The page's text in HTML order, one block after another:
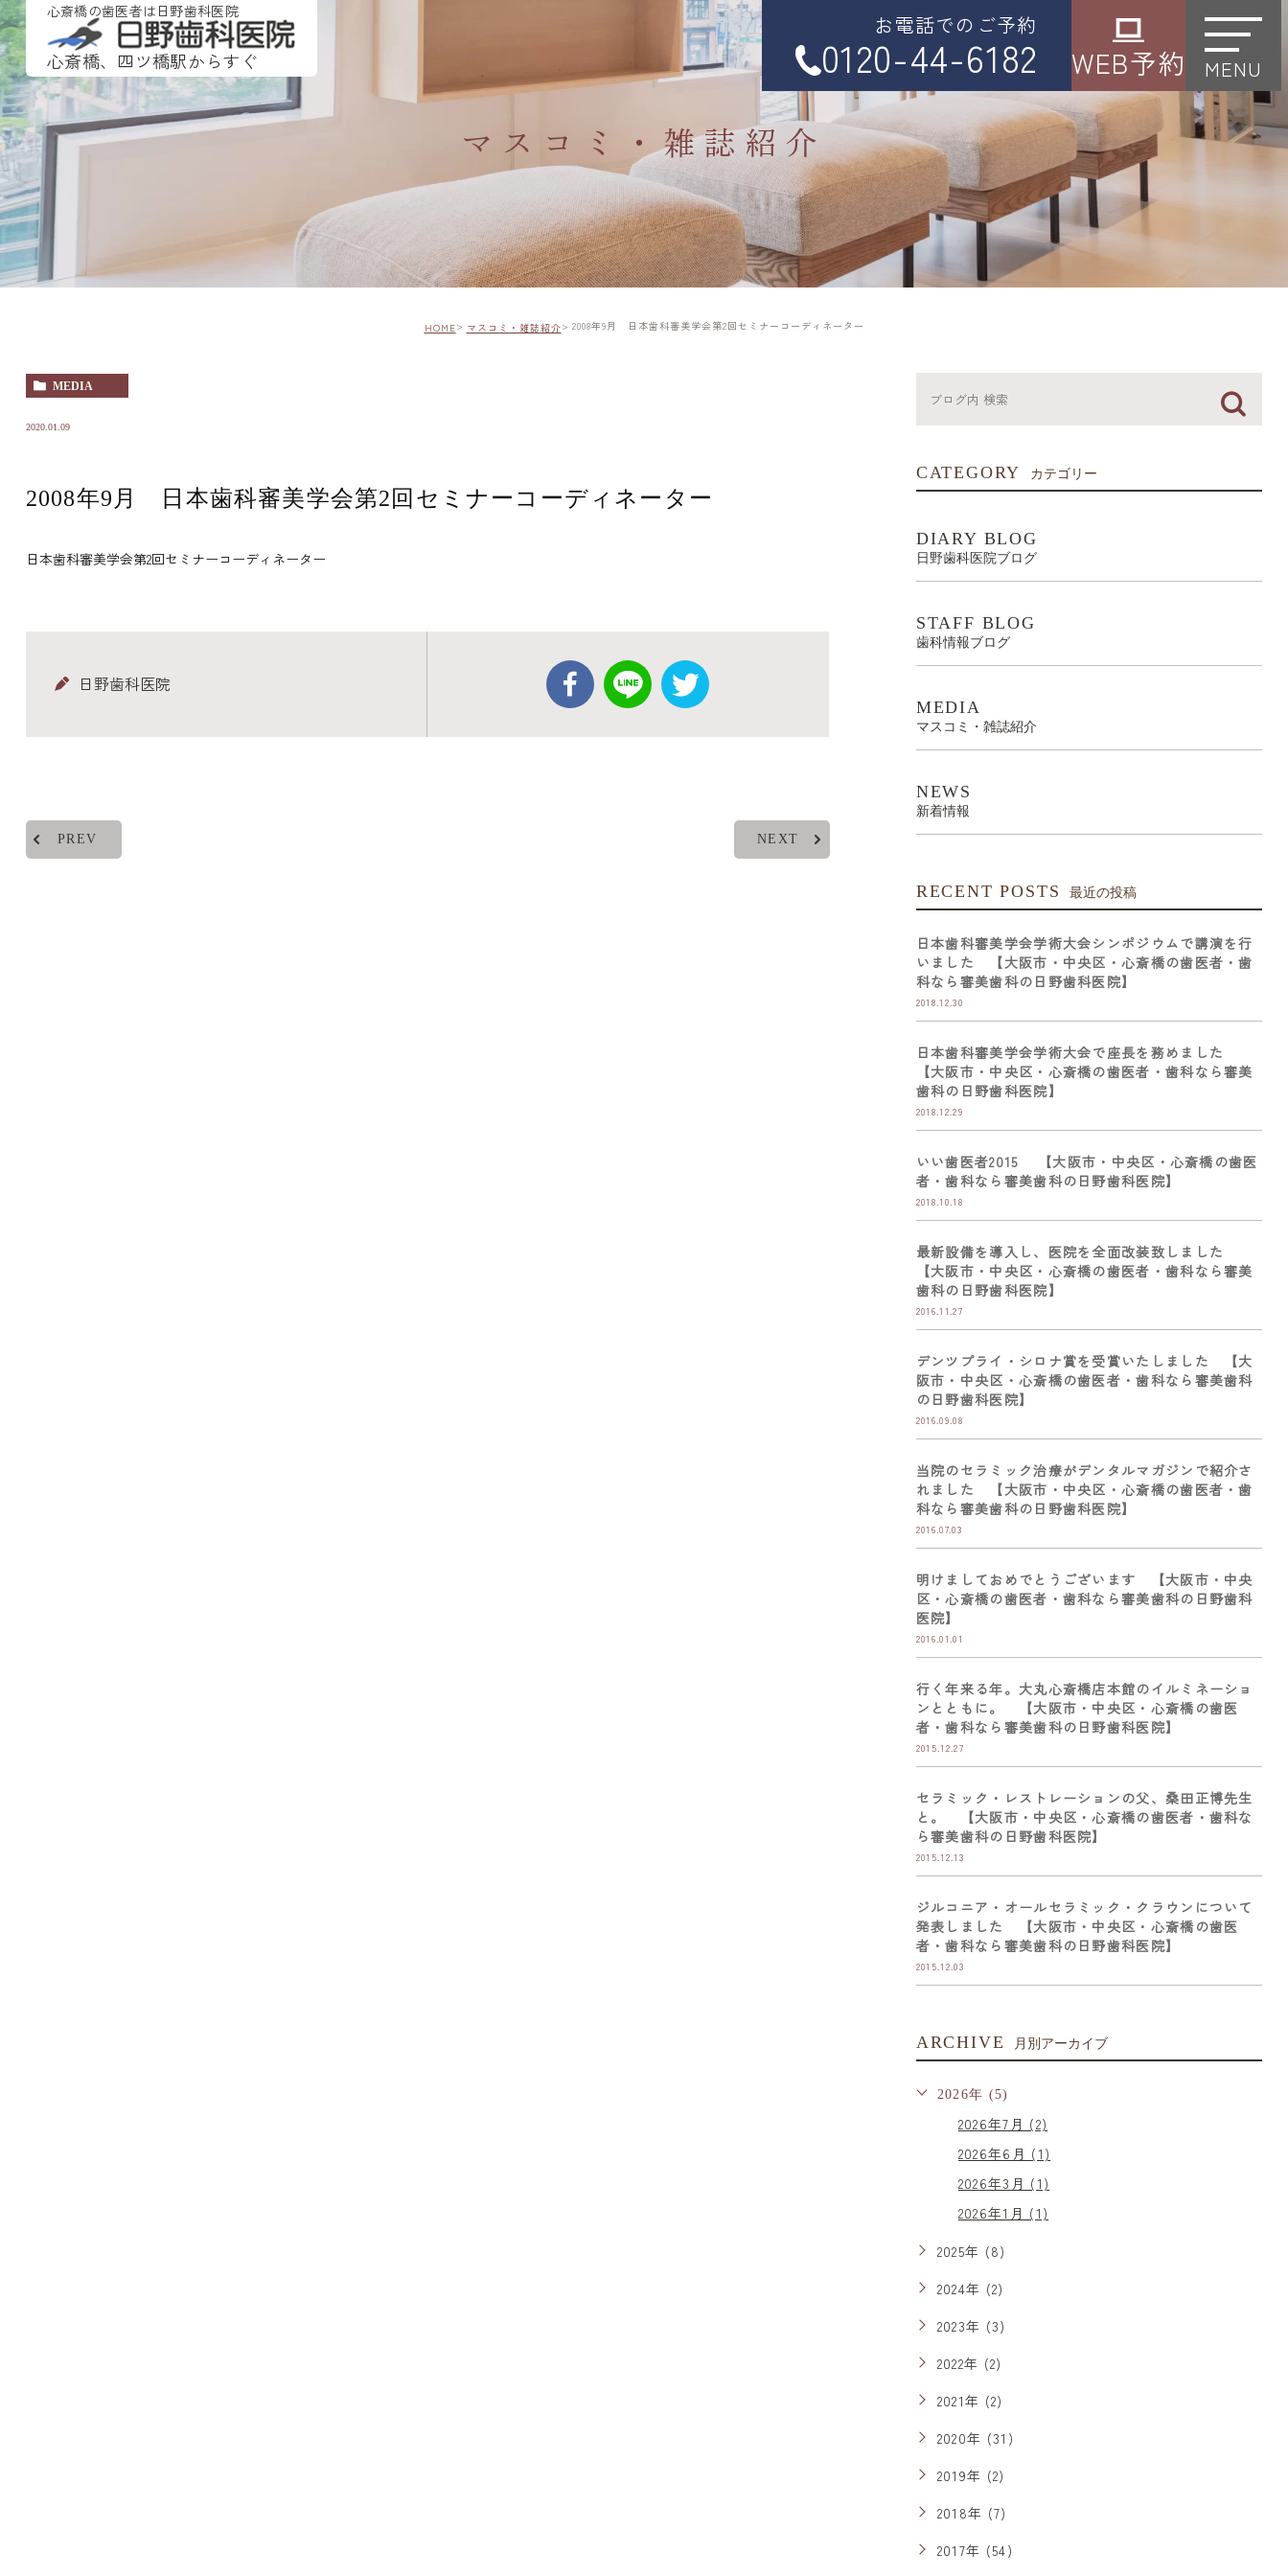
心斎橋の歯医者は日野歯科医院
心斎橋、四ツ橋駅からすぐ
お電話でのご予約
0120-44-6182 WEB予約 MENU
マスコミ・雑誌紹介
HOME マスコミ・雑誌紹介 2008年9月 日本歯科審美学会第2回セミナーコーディネーター
MEDIA
2020.01.09
2008年9月 日本歯科審美学会第2回セミナーコーディネーター
日本歯科審美学会第2回セミナーコーディネーター
日野歯科医院
PREV NEXT
CATEGORY カテゴリー
DIARY BLOG
日野歯科医院ブログ
STAFF BLOG
歯科情報ブログ
MEDIA
マスコミ・雑誌紹介
NEWS
新着情報
RECENT POSTS 最近の投稿
日本歯科審美学会学術大会シンポジウムで講演を行
いました 【大阪市・中央区・心斎橋の歯医者・歯
科なら審美歯科の日野歯科医院】
2018.12.30
日本歯科審美学会学術大会で座長を務めました
【大阪市・中央区・心斎橋の歯医者・歯科なら審美
歯科の日野歯科医院】
2018.12.29
いい歯医者2015 【大阪市・中央区・心斎橋の歯医
者・歯科なら審美歯科の日野歯科医院】
2018.10.18
最新設備を導入し、医院を全面改装致しました
【大阪市・中央区・心斎橋の歯医者・歯科なら審美
歯科の日野歯科医院】
2016.11.27
デンツプライ・シロナ賞を受賞いたしました 【大
阪市・中央区・心斎橋の歯医者・歯科なら審美歯科
の日野歯科医院】
2016.09.08
当院のセラミック治療がデンタルマガジンで紹介さ
れました 【大阪市・中央区・心斎橋の歯医者・歯
科なら審美歯科の日野歯科医院】
2016.07.03
明けましておめでとうございます 【大阪市・中央
区・心斎橋の歯医者・歯科なら審美歯科の日野歯科
医院】
2016.01.01
行く年来る年。大丸心斎橋店本館のイルミネーショ
ンとともに。 【大阪市・中央区・心斎橋の歯医
者・歯科なら審美歯科の日野歯科医院】
2015.12.27
セラミック・レストレーションの父、桑田正博先生
と。 【大阪市・中央区・心斎橋の歯医者・歯科な
ら審美歯科の日野歯科医院】
2015.12.13
ジルコニア・オールセラミック・クラウンについて
発表しました 【大阪市・中央区・心斎橋の歯医
者・歯科なら審美歯科の日野歯科医院】
2015.12.03
ARCHIVE 月別アーカイブ
2026年 (5)
2026年7月 (2)
2026年6月 (1)
2026年3月 (1)
2026年1月 (1)
2025年 (8)
2024年 (2)
2023年 (3)
2022年 (2)
2021年 (2)
2020年 (31)
2019年 (2)
2018年 (7)
2017年 (54)